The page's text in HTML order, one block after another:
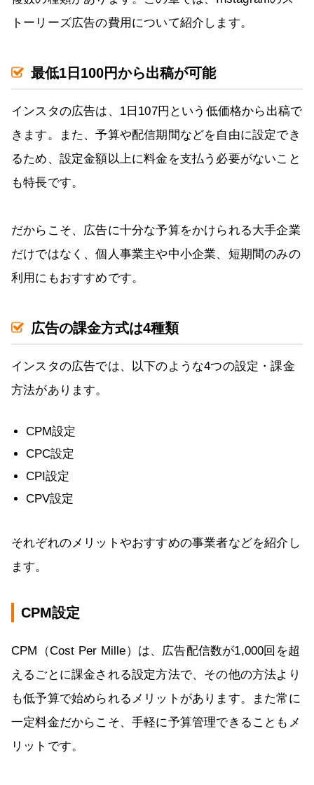
トーリーズ広告の費用について紹介します。
最低1日100円から出稿が可能
インスタの広告は、1日107円という低価格から出稿で
きます。また、予算や配信期間などを自由に設定でき
るため、設定金額以上に料金を支払う必要がないこと
も特長です。
だからこそ、広告に十分な予算をかけられる大手企業
だけではなく、個人事業主や中小企業、短期間のみの
利用にもおすすめです。
広告の課金方式は4種類
インスタの広告では、以下のような4つの設定・課金
方法があります。
CPM設定
CPC設定
CPI設定
CPV設定
それぞれのメリットやおすすめの事業者などを紹介し
ます。
CPM設定
CPM（Cost Per Mille）は、広告配信数が1,000回を超
えるごとに課金される設定方法で、その他の方法より
も低予算で始められるメリットがあります。また常に
一定料金だからこそ、手軽に予算管理できることもメ
リットです。